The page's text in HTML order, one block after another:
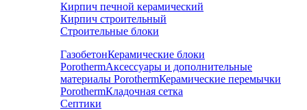
Кирпич печной керамический
Кирпич строительный
Строительные блоки
ГазобетонКерамические блоки
PorothermАксессуары и дополнительные
материалы PorothermКерамические перемычки
PorothermКладочная сетка
Септики